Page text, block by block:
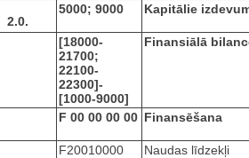
2.0.
5000; 9000 Kapitālie
[18000-
21700;
22100-
22300]-
[1000-9000]
Finansiālā
F 00 00 00 00 Finansēšana
F20010000 Naudas līdzekļi